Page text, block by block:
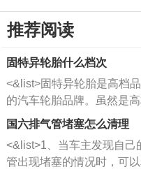
推荐阅读
固特异轮胎什么档次
<&list>固特异轮胎是高档
的汽车轮胎品牌。虽然是
牌，但是中高低端的轮胎都
也是为了更好的开拓市场。
国六排气管堵塞怎么清理
<&list>1、当车主发现自己
管出现堵塞的情况时，可